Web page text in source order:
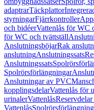
adaptrarTäckplattor
styrningarFjärrkontroller
och bidéerVattenlås för WC
för WC och tvättställ
AnslutningsböjarRak
anslutningAnslutningssats
Anslutningssats
Spolrörsförlängningar
Anslutningar av PVC
kopplingsdelarVattenlås för
urinalerVattenlås
Vattenlås